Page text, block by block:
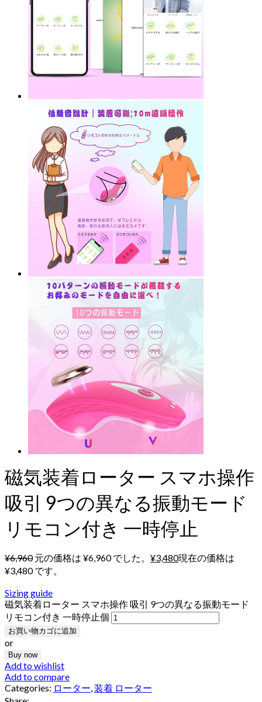
磁気装着ローター スマホ操作
吸引 9つの異なる振動モード
リモコン付き 一時停止
¥6,960 元の価格は ¥6,960 でした。 ¥3,480現在の価格は
¥3,480 です。
Sizing guide
磁気装着ローター スマホ操作 吸引 9つの異なる振動モード
リモコン付き 一時停止個
お買い物カゴに追加
or
Buy now
Add to wishlist
Add to compare
Categories: ローター,装着 ローター